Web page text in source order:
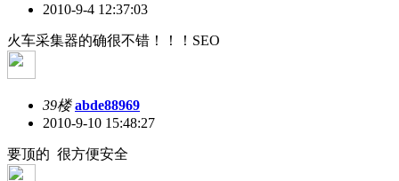
2010-9-4 12:37:03
火车采集器的确很不错！！！SEO
39楼 abde88969
2010-9-10 15:48:27
要顶的 很方便安全